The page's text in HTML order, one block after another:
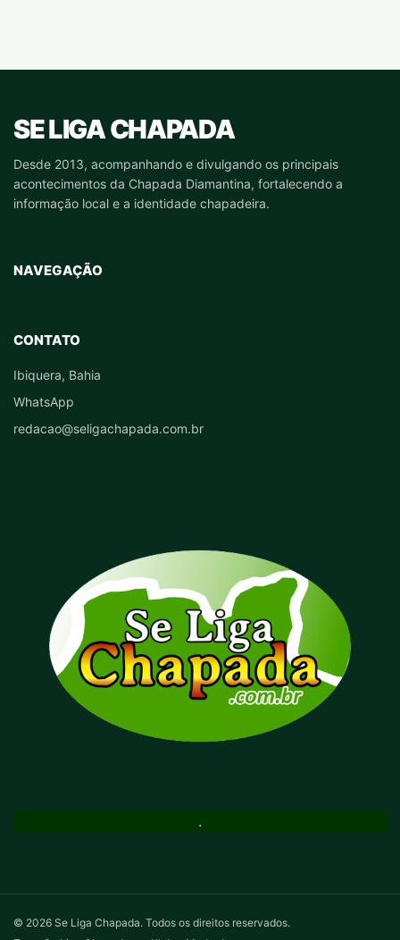
SE LIGA CHAPADA
Desde 2013, acompanhando e divulgando os principais
acontecimentos da Chapada Diamantina, fortalecendo a
informação local e a identidade chapadeira.
NAVEGAÇÃO
CONTATO
Ibiquera, Bahia
WhatsApp
redacao@seligachapada.com.br
.
© 2026 Se Liga Chapada. Todos os direitos reservados.